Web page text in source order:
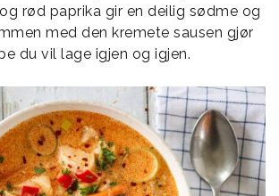
rød paprika gir en deilig sødme og
med den kremete sausen gjør
du vil lage igjen og igjen.